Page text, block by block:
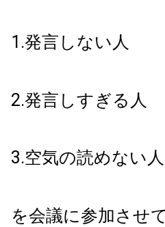
1.発言しない人
2.発言しすぎる人
3.空気の読めない人
を会議に参加させ